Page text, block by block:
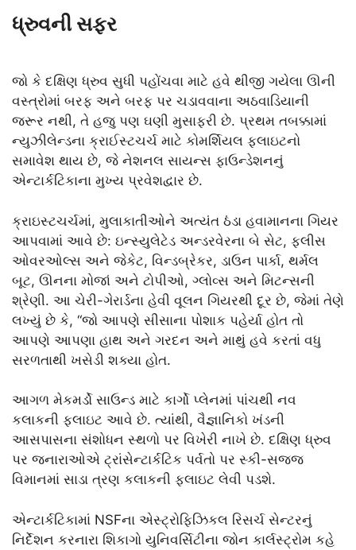
ધ્રુવની સફર
જો કે દક્ષિણ ધ્રુવ સુધી પહોંચવા માટે હવે થીજી ગયેલા ઊની
વસ્ત્રોમાં બરફ અને બરફ પર ચડાવવાના અઠવાડિયાની
જરૂર નથી, તે હજુ પણ ઘણી મુસાફરી છે. પ્રથમ તબક્કામાં
ન્યુઝીલેન્ડના ક્રાઈસ્ટચર્ચ માટે કોમર્શિયલ ફ્લાઇટનો
સમાવેશ થાય છે, જે નેશનલ સાયન્સ ફાઉન્ડેશનનું
એન્ટાર્કટિકાના મુખ્ય પ્રવેશદ્વાર છે.
ક્રાઇસ્ટચર્ચમાં, મુલાકાતીઓને અત્યંત ઠંડા હવામાનના ગિયર
આપવામાં આવે છે: ઇન્સ્યુલેટેડ અન્ડરવેરના બે સેટ, ફ્લીસ
ઓવરઓલ્સ અને જેકેટ, વિન્ડબ્રેકર, ડાઉન પાર્કા, થર્મલ
બૂટ, ઊનના મોજાં અને ટોપીઓ, ગ્લોવ્સ અને મિટન્સની
શ્રેણી. આ ચેરી-ગેરાર્ડના હેવી વૂલન ગિયરથી દૂર છે, જેમાં તેણે
લખ્યું છે કે, “જો આપણે સીસાના પોશાક પહેર્યા હોત તો
આપણે આપણા હાથ અને ગરદન અને માથું હવે કરતાં વધુ
સરળતાથી ખસેડી શક્યા હોત.
આગળ મેકમર્ડો સાઉન્ડ માટે કાર્ગો પ્લેનમાં પાંચથી નવ
કલાકની ફ્લાઇટ આવે છે. ત્યાંથી, વૈજ્ઞાનિકો ખંડની
આસપાસના સંશોધન સ્થળો પર વિખેરી નાખે છે. દક્ષિણ ધ્રુવ
પર જનારાઓએ ટ્રાંસેન્ટાર્કટિક પર્વતો પર સ્કી-સજ્જ
વિમાનમાં સાડા ત્રણ કલાકની ફ્લાઇટ લેવી પડશે.
એન્ટાર્કટિકામાં NSFના એસ્ટ્રોફિઝિકલ રિસર્ચ સેન્ટરનું
નિર્દેશન કરનારા શિકાગો યુનિવર્સિટીના જોન કાર્લસ્ટ્રોમ કહે